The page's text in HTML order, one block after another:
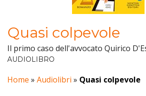
Quasi colpevole
Il primo caso dell'avvocato Quirico
AUDIOLIBRO
Home » Audiolibri » Quasi colpevole